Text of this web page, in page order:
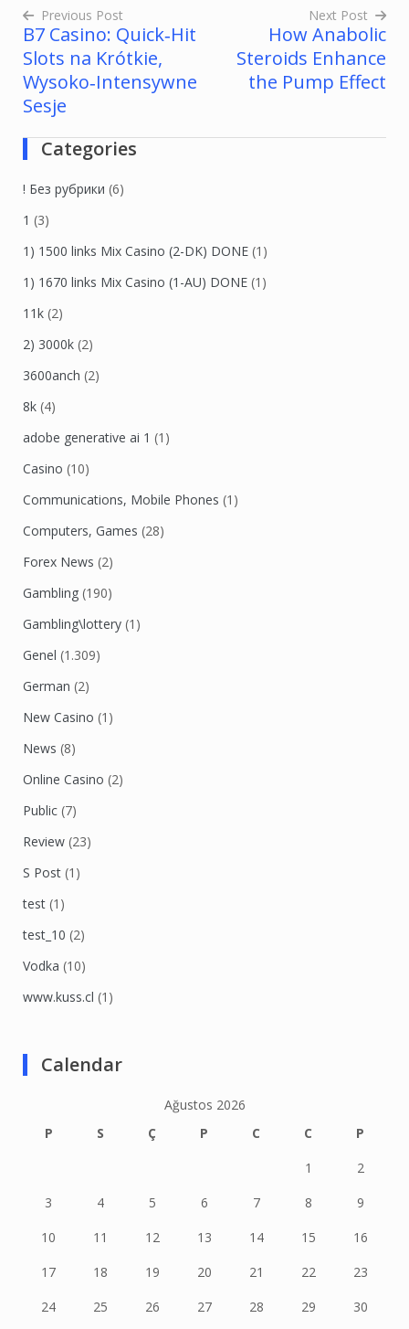
Yazı
gezinmesi
Previous Post
B7 Casino: Quick‑Hit
Slots na Krótkie,
Wysoko‑Intensywne
Sesje
Next Post
How Anabolic
Steroids Enhance
the Pump Effect
Categories
! Без рубрики (6)
1 (3)
1) 1500 links Mix Casino (2-DK) DONE (1)
1) 1670 links Mix Casino (1-AU) DONE (1)
11k (2)
2) 3000k (2)
3600anch (2)
8k (4)
adobe generative ai 1 (1)
Casino (10)
Communications, Mobile Phones (1)
Computers, Games (28)
Forex News (2)
Gambling (190)
Gambling\lottery (1)
Genel (1.309)
German (2)
New Casino (1)
News (8)
Online Casino (2)
Public (7)
Review (23)
S Post (1)
test (1)
test_10 (2)
Vodka (10)
www.kuss.cl (1)
Calendar
Ağustos 2026
P
S Ç P C C
P
1
2
3
4 5 6 7 8
9
10
11 12 13 14 15
16
17
18 19 20 21 22
23
24
25 26 27 28 29 30